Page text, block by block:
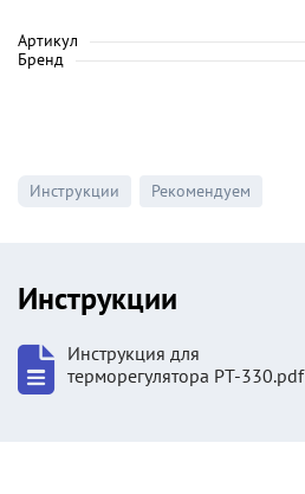
Артикул
Бренд
Инструкции Рекомендуем
Инструкции
Инструкция для
терморегулятора РТ-330.pdf